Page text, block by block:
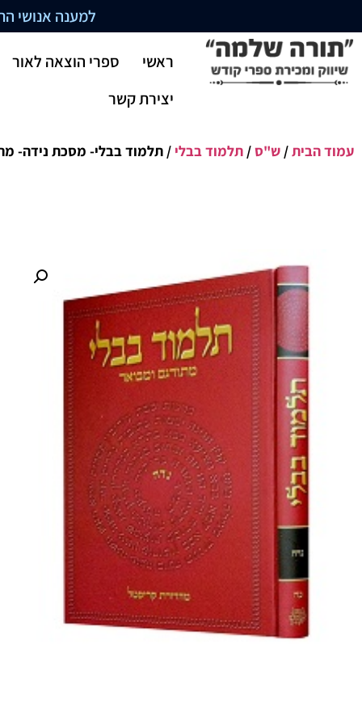
למענה אנושי התקשרו
ראשי
ספרי הוצאה לאור
יצירת קשר
עמוד הבית/ ש"ס/ תלמוד בבלי / תלמוד בבלי- מסכת נידה-